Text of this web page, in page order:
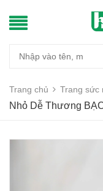
Trang chủ Trang sức
Nhỏ Dễ Thương